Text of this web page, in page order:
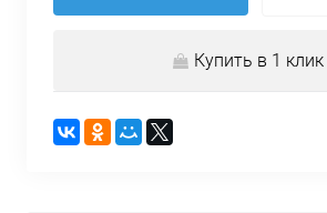
Купить в 1 клик